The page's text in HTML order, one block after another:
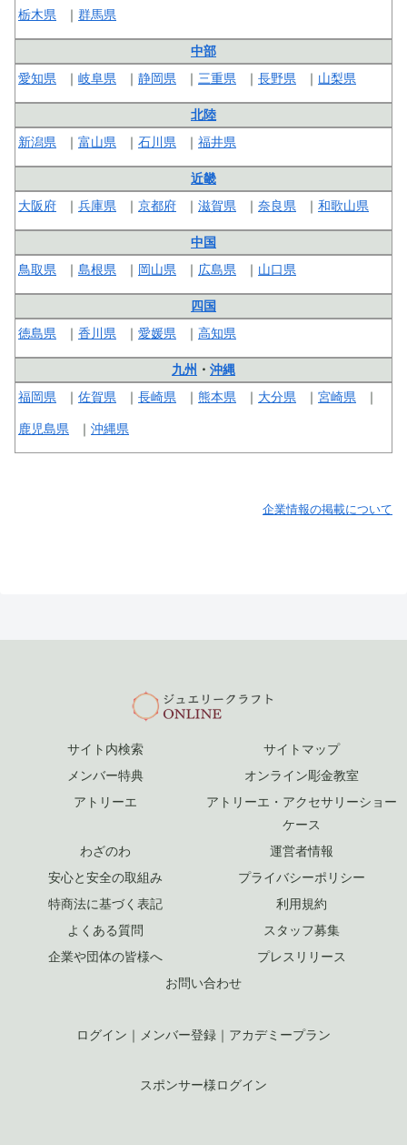
栃木県 群馬県
中部
愛知県
岐阜県 静岡県 三重県 長野県 山梨県
北陸
新潟県
富山県 石川県 福井県
近畿
大阪府
兵庫県 京都府 滋賀県 奈良県 和歌山県
中国
鳥取県
島根県 岡山県 広島県 山口県
四国
徳島県
香川県 愛媛県 高知県
九州 ・ 沖縄
福岡県
佐賀県 長崎県 熊本県 大分県 宮崎県
鹿児島県 沖縄県
企業情報の掲載について
サイト内検索
サイトマップ
メンバー特典
オンライン彫金教室
アトリーエ
アトリーエ・アクセサリーショー
ケース
わざのわ
運営者情報
安心と安全の取組み
プライバシーポリシー
特商法に基づく表記
利用規約
よくある質問
スタッフ募集
企業や団体の皆様へ
プレスリリース
お問い合わせ
ログイン ｜ メンバー登録 ｜ アカデミープラン
スポンサー様ログイン